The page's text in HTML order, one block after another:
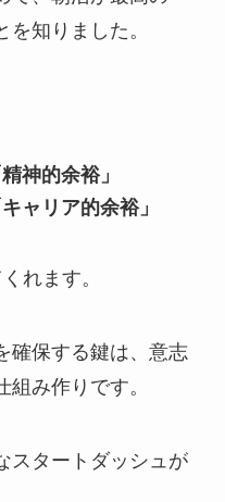
を知りました。
精神的余裕」
キャリア的余裕」
れます。
確保する鍵は、意志
み作りです。
スタートダッシュが